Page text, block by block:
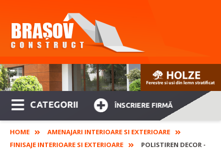
CATEGORII ÎNSCRIERE FIRMĂ
HOME
AMENAJARI INTERIOARE SI EXTERIOARE
FINISAJE INTERIOARE SI EXTERIOARE
POLISTIREN DECOR -